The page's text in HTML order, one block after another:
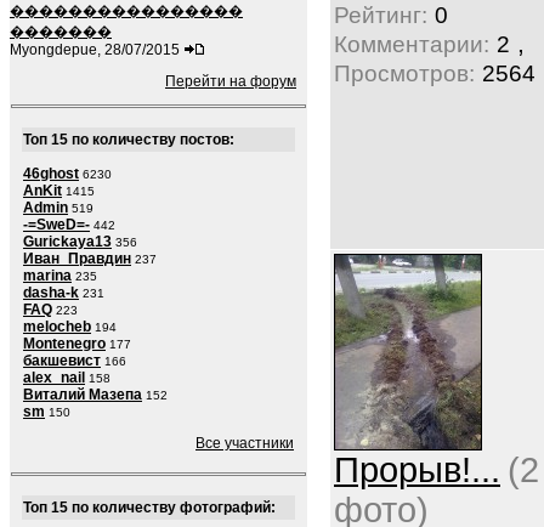
����������������
�������
Myongdepue, 28/07/2015
Перейти на форум
Топ 15 по количеству постов:
46ghost 6230
AnKit 1415
Admin 519
-=SweD=- 442
Gurickaya13 356
Иван_Правдин 237
marina 235
dasha-k 231
FAQ 223
melocheb 194
Montenegro 177
бакшевист 166
alex_nail 158
Виталий Мазепа 152
sm 150
Все участники
Топ 15 по количеству фотографий:
Рейтинг: 0
Комментарии: 2 ,
Просмотров: 2564
Прорыв!... (2
фото)